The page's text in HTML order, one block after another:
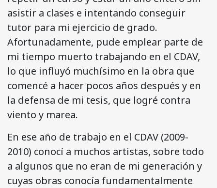
asistir a clases e intentando conseguir
tutor para mi ejercicio de grado.
Afortunadamente, pude emplear parte de
mi tiempo muerto trabajando en el CDAV,
lo que influyó muchísimo en la obra que
comencé a hacer pocos años después y en
la defensa de mi tesis, que logré contra
viento y marea.
En ese año de trabajo en el CDAV (2009-
2010) conocí a muchos artistas, sobre todo
a algunos que no eran de mi generación y
cuyas obras conocía fundamentalmente